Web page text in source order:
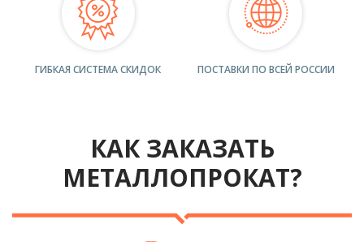
ГИБКАЯ СИСТЕМА СКИДОК ПОСТАВКИ ПО ВСЕЙ РОССИИ
КАК ЗАКАЗАТЬ
МЕТАЛЛОПРОКАТ?